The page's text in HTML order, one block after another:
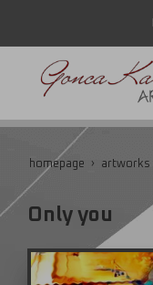
homepage artworks
Only you